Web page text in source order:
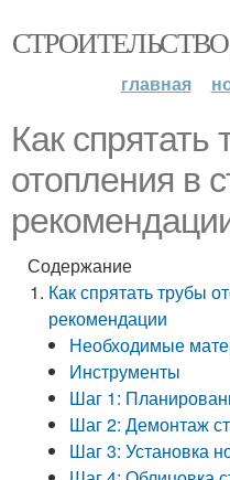
главная
Как спрятать
отопления в
Содержание
Как спрятать трубы
рекомендации
Необходимые
Инструменты
Шаг 1:
Шаг 2: Демонтаж
Шаг 3: Установка